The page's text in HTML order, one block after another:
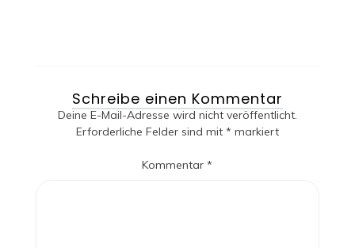
Schreibe einen Kommentar
Deine E-Mail-Adresse wird nicht veröffentlicht.
Erforderliche Felder sind mit * markiert
Kommentar*